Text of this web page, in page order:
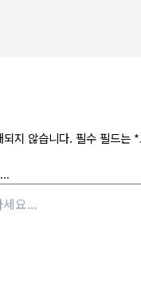
지 않습니다. 필수 필드는 *